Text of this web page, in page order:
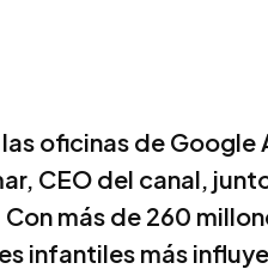
oficinas de
CEO del canal,
más de 260
infantiles más